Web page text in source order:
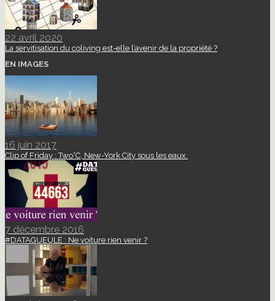
22 avril 2020
La servitisation du coliving est-elle l’avenir de la propriété ?
EN IMAGES
16 juin 2017
Clip of Friday : Two°C, New-York City sous les eaux.
7 décembre 2016
#DATAGUEULE : Ne voiture rien venir ?